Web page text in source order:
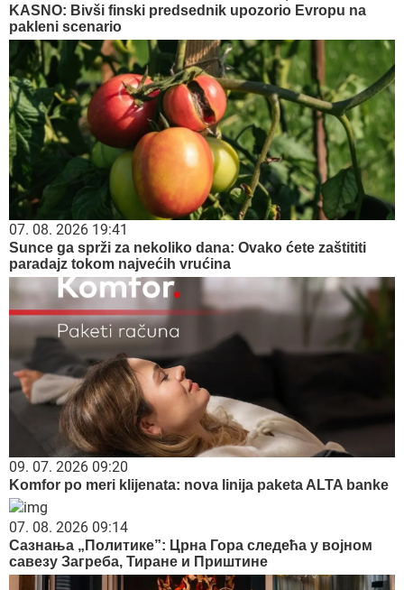
KASNO: Bivši finski predsednik upozorio Evropu na
pakleni scenario
07. 08. 2026 19:41
Sunce ga sprži za nekoliko dana: Ovako ćete zaštititi
paradajz tokom najvećih vrućina
09. 07. 2026 09:20
Komfor po meri klijenata: nova linija paketa ALTA banke
07. 08. 2026 09:14
Сазнања „Политике”: Црна Гора следећа у војном
савезу Загреба, Тиране и Приштине